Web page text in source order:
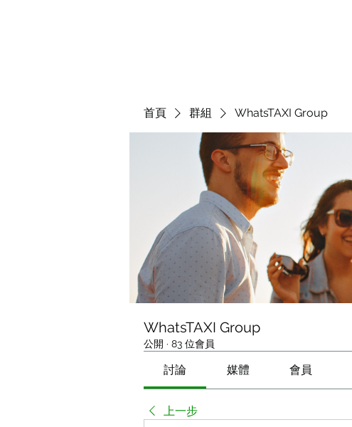
首頁 群組 WhatsTAXI Group
WhatsTAXI Group
公開 · 83 位會員
討論 媒體 會員
上一步